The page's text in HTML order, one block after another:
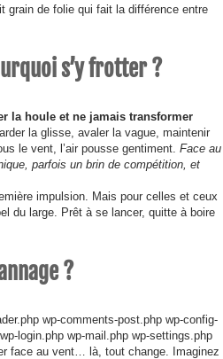
grain de folie qui fait la différence entre
s’y frotter ?
la houle et ne jamais transformer
la glisse, avaler la vague, maintenir
le vent, l’air pousse gentiment. Face au
parfois un brin de compétition, et
impulsion. Mais pour celles et ceux
du large. Prêt à se lancer, quitte à boire
?
wp-comments-post.php wp-config-
login.php wp-mail.php wp-settings.php
face au vent… là, tout change. Imaginez